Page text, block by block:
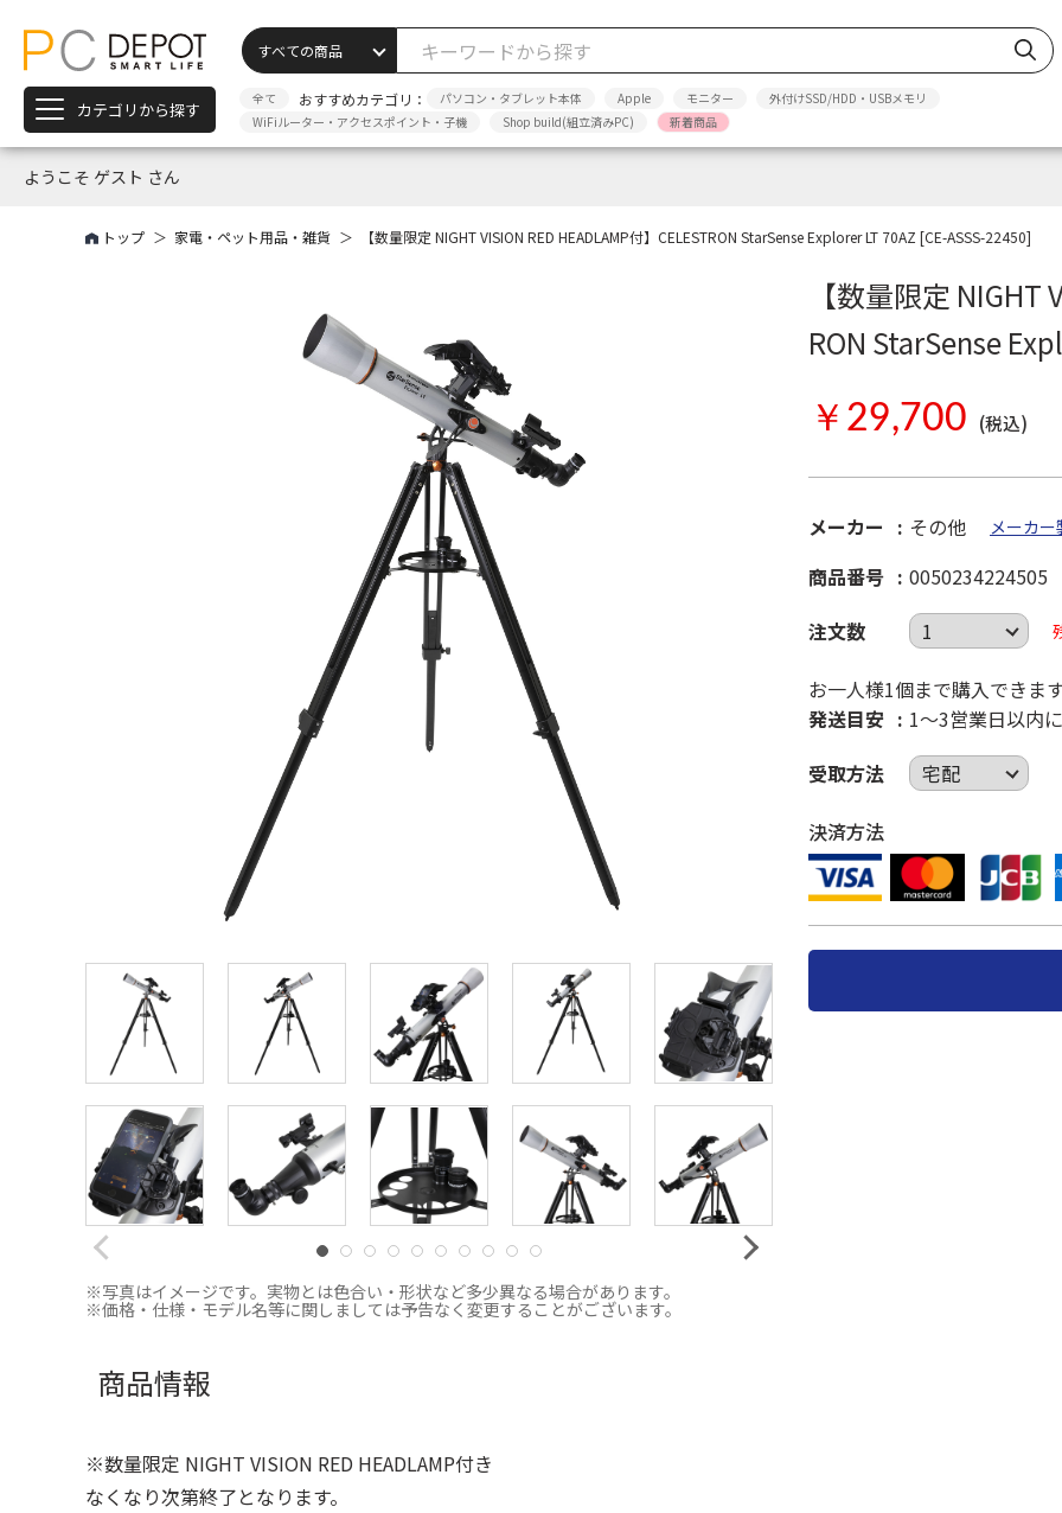
カテゴリから探す 全て おすすめカテゴリ： パソコン・タブレット本体 Apple モニター
外付けSSD/HDD・USBメモリ
WiFiルーター・アクセスポイント・子機
Shop build(組立済みPC) 新着商品
ようこそ ゲスト さん
トップ 家電・ペット用品・雑貨 【数量限定 NIGHT VISION RED HEADLAMP付】CELESTRON StarSense Explorer LT 70AZ [CE-ASSS-22450]
※写真はイメージです。実物とは色合い・形状など多少異なる場合があります。
※価格・仕様・モデル名等に関しましては予告なく変更することがございます。
【数量限定 NIGHT
RON StarSense
￥29,700 (税込)
メーカー その他 メーカー
商品番号
0050234224505
注文数
お一人様1個まで購入できま
発送目安
1～3営業日以内
受取方法
決済方法
商品情報
※数量限定 NIGHT VISION RED HEADLAMP付き
なくなり次第終了となります。